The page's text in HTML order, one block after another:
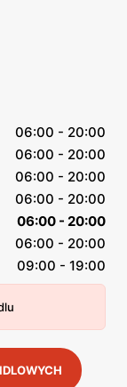
06:00 - 20:00
06:00 - 20:00
06:00 - 20:00
06:00 - 20:00
06:00 - 20:00
06:00 - 20:00
09:00 - 19:00